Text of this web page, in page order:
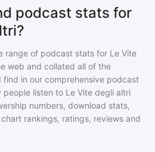
podcast stats for
range of podcast stats for Le Vite
web and collated all of the
in our comprehensive podcast
people listen to Le Vite degli altri
numbers, download stats,
rankings, ratings, reviews and